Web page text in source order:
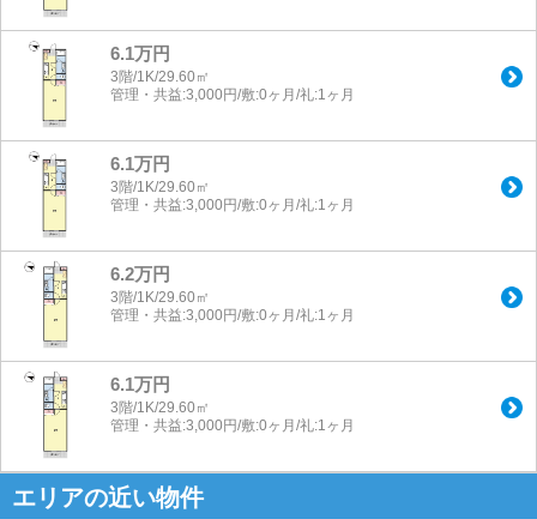
6.1万円
3階/1K/29.60㎡
管理・共益:3,000円/敷:0ヶ月/礼:1ヶ月
6.1万円
3階/1K/29.60㎡
管理・共益:3,000円/敷:0ヶ月/礼:1ヶ月
6.2万円
3階/1K/29.60㎡
管理・共益:3,000円/敷:0ヶ月/礼:1ヶ月
6.1万円
3階/1K/29.60㎡
管理・共益:3,000円/敷:0ヶ月/礼:1ヶ月
エリアの近い物件